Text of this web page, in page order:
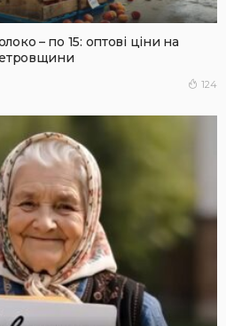
– по 15: оптові ціни на
124